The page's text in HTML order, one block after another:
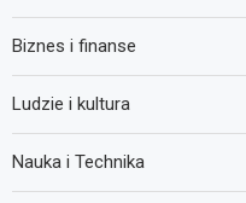
Biznes i finanse
Ludzie i kultura
Nauka i Technika